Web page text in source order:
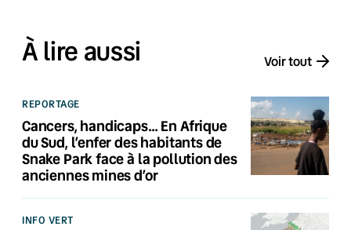
À lire aussi Voir tout
REPORTAGE
Cancers, handicaps… En Afrique
du Sud, l’enfer des habitants de
Snake Park face à la pollution des
anciennes mines d’or
INFO VERT